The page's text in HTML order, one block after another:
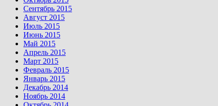
Сентябрь 2015
Август 2015
Июль 2015
Июнь 2015
Май 2015
Апрель 2015
Март 2015
Февраль 2015
Январь 2015
Декабрь 2014
Ноябрь 2014